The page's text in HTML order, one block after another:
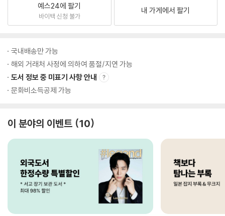
예스24에 팔기
바이백 신청 불가
내 가게에서 팔기
국내배송만 가능
해외 거래처 사정에 의하여 품절/지연 가능
도서 정보 중 미표기 사항 안내
문화비소득공제 가능
이 분야의 이벤트 10